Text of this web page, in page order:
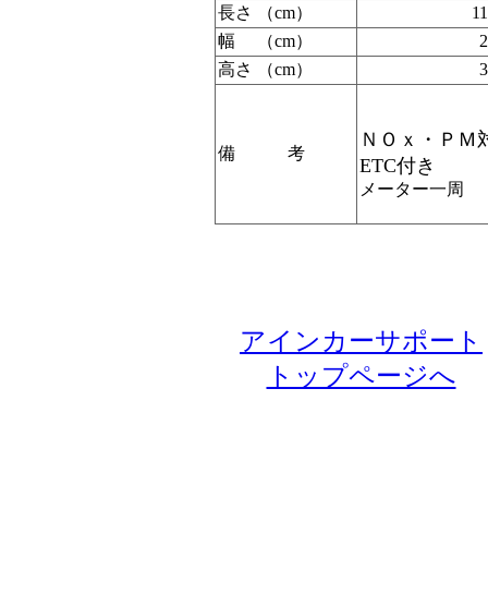
長さ （cm）
幅 （cm）
高さ （cm）
備 考
ＮＯｘ・ＰＭ
ETC付き
メーター一周
アインカーサポート
トップページへ